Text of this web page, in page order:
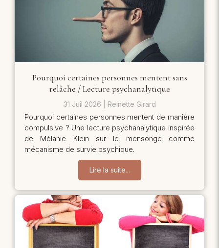
Pourquoi certaines personnes mentent sans
relâche / Lecture psychanalytique
31 Juil 2026 Reinette Girard
Pourquoi certaines personnes mentent de manière
compulsive ? Une lecture psychanalytique inspirée
de Mélanie Klein sur le mensonge comme
mécanisme de survie psychique.
Lire la suite...